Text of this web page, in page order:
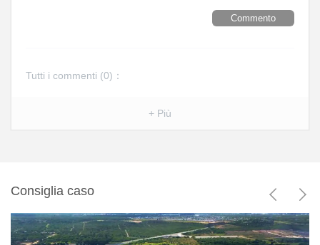
Commento
Tutti i commenti (0)：
+ Più
Consiglia caso  